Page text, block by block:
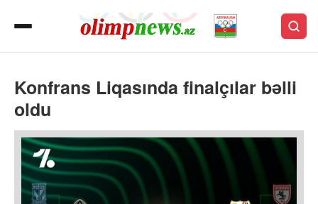
Konfrans Liqasında finalçılar bəlli
oldu